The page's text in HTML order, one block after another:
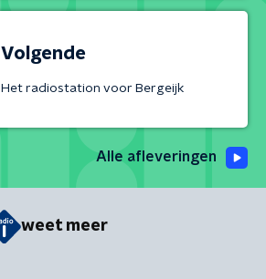
Volgende
Het radiostation voor Bergeijk
Alle afleveringen
weet meer